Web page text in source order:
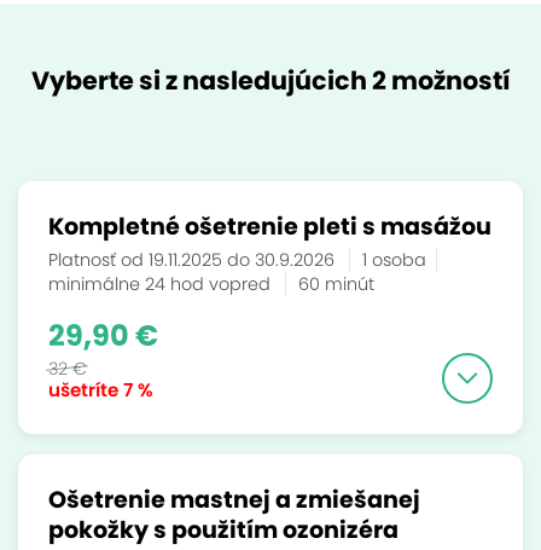
Vyberte si z nasledujúcich 2 možností
Kompletné ošetrenie pleti s masážou
Platnosť od 19.11.2025 do 30.9.2026
1 osoba
minimálne 24 hod vopred
60 minút
ušetríte7 %
29,90 €
32 €
Ošetrenie mastnej a zmiešanej
pokožky s použitím ozonizéra